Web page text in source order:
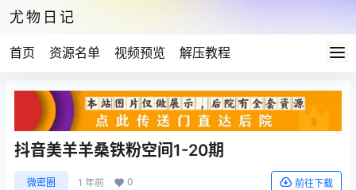
尤物日记
首页 资源名单 视频预览 解压教程
抖音美羊羊桑铁粉空间1-20期
微密圈 1 年前 0 前往下载